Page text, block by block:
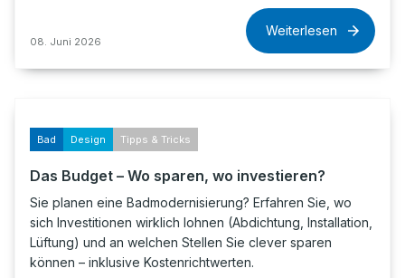
08. Juni 2026
Weiterlesen
Bad Design Tipps & Tricks
Das Budget – Wo sparen, wo investieren?
Sie planen eine Badmodernisierung? Erfahren Sie, wo
sich Investitionen wirklich lohnen (Abdichtung, Installation,
Lüftung) und an welchen Stellen Sie clever sparen
können – inklusive Kostenrichtwerten.